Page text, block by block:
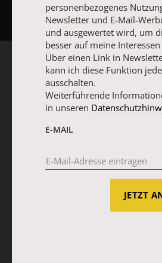
personenbezogenes
Newsletter und E-Mail-
und ausgewertet wird, um
besser auf meine
Über einen Link in
kann ich diese Funktion
ausschalten.
Weiterführende
in unseren
E-MAIL
JETZT